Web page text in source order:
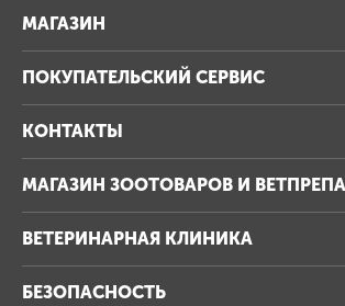
МАГАЗИН
ПОКУПАТЕЛЬСКИЙ СЕРВИС
КОНТАКТЫ
МАГАЗИН ЗООТОВАРОВ И
ВЕТЕРИНАРНАЯ КЛИНИКА
БЕЗОПАСНОСТЬ